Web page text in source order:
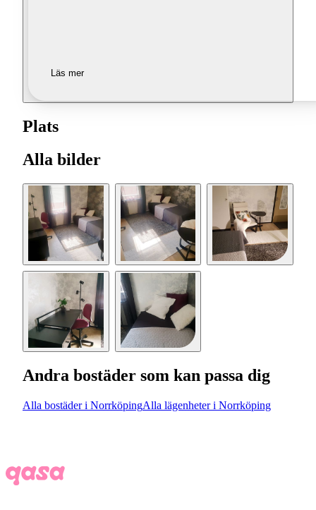
Läs mer
Plats
Alla bilder
Andra bostäder som kan passa dig
Alla bostäder i NorrköpingAlla lägenheter i Norrköping